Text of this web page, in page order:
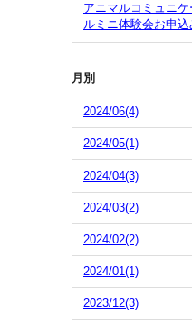
アニマルコミュニ
ルミニ体験会お申
月別
2024/06(4)
2024/05(1)
2024/04(3)
2024/03(2)
2024/02(2)
2024/01(1)
2023/12(3)